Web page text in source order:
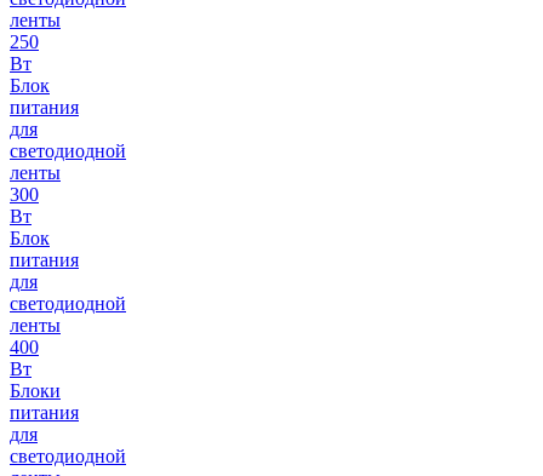
ленты
250
Вт
Блок
питания
для
светодиодной
ленты
300
Вт
Блок
питания
для
светодиодной
ленты
400
Вт
Блоки
питания
для
светодиодной